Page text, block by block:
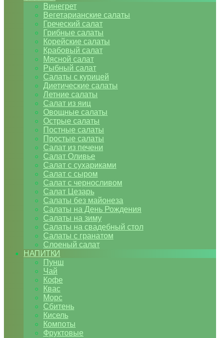
Винегрет
Вегетарианские салаты
Греческий салат
Грибные салаты
Корейские салаты
Крабовый салат
Мясной салат
Рыбный салат
Салаты с курицей
Диетические салаты
Летние салаты
Салат из яиц
Овощные салаты
Острые салаты
Постные салаты
Простые салаты
Салат из печени
Салат Оливье
Салат с сухариками
Салат с сыром
Салат с черносливом
Салат Цезарь
Салаты без майонеза
Салаты на День Рождения
Салаты на зиму
Салаты на свадебный стол
Салаты с гранатом
Слоеный салат
НАПИТКИ
Пунш
Чай
Кофе
Квас
Морс
Сбитень
Кисель
Компоты
Фруктовые